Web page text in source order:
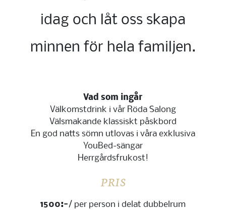
idag och låt oss skapa
minnen för hela familjen.
Vad som ingår
Välkomstdrink i vår Röda Salong
Välsmakande klassiskt påskbord
En god natts sömn utlovas i våra exklusiva
YouBed-sängar
Herrgårdsfrukost!
PRIS
1500:-/ per person i delat dubbelrum